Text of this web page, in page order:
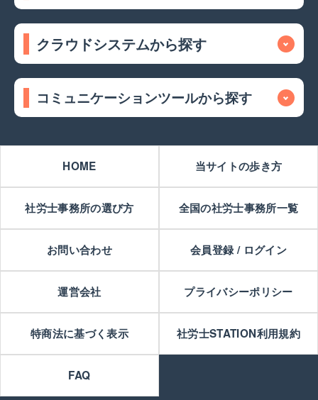
クラウドシステムから探す
コミュニケーションツールから探す
HOME 当サイトの歩き方
社労士事務所の選び方 全国の社労士事務所一覧
お問い合わせ 会員登録 / ログイン
運営会社 プライバシーポリシー
特商法に基づく表示 社労士STATION利用規約
FAQ